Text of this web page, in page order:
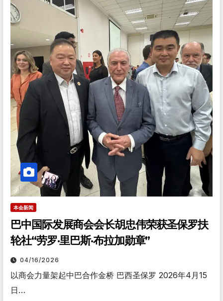
本会新闻
巴中国际发展商会会长胡忠伟荣获圣保罗扶
轮社“劳罗·里巴斯·布拉加勋章”
04/16/2026
以商会力量架起中巴合作金桥 巴西圣保罗 2026年4月15
日…